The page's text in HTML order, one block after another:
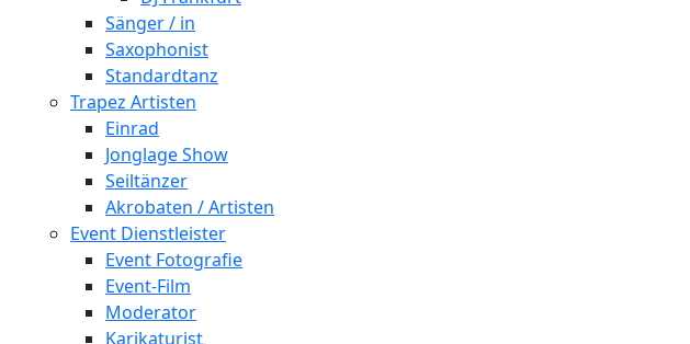
Sänger / in
Saxophonist
Standardtanz
Trapez Artisten
Einrad
Jonglage Show
Seiltänzer
Akrobaten / Artisten
Event Dienstleister
Event Fotografie
Event-Film
Moderator
Karikaturist